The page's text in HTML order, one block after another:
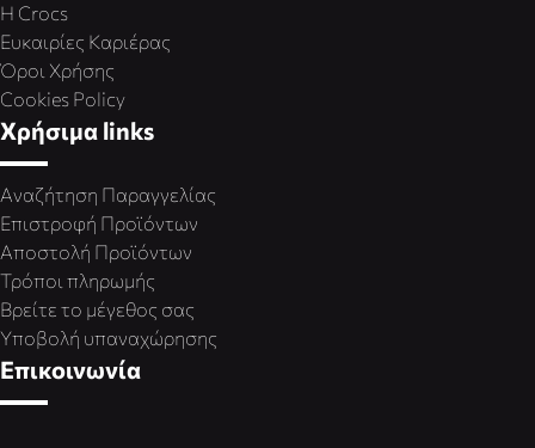
Η Crocs
Ευκαιρίες Καριέρας
Όροι Χρήσης
Cookies Policy
Χρήσιμα links
Αναζήτηση Παραγγελίας
Επιστροφή Προϊόντων
Αποστολή Προϊόντων
Τρόποι πληρωμής
Βρείτε το μέγεθος σας
Υποβολή υπαναχώρησης
Επικοινωνία